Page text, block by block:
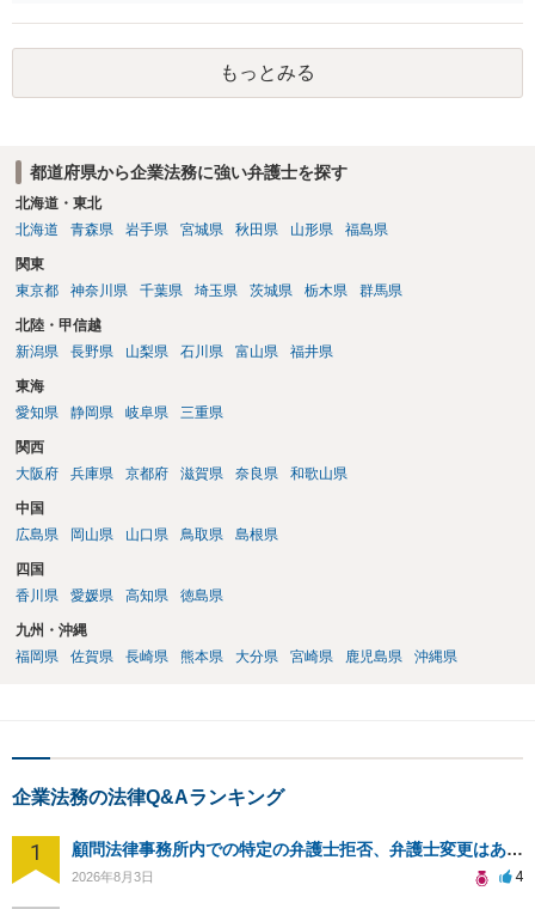
が不満を抱いている弁護士を担当にすることは望ましくないため、別
の弁護士に変更するのが通常でしょう。それでも、担当弁護士を変え
てくれない場合は、他の弁護士の担当案件が一般で担当を変えられな
いなどの事情があるかと思います。 担当弁護士が変わらず、仕事内容
もっとみる
都道府県から企業法務に強い弁護士を探す
北海道・東北
北海道
青森県 岩手県 宮城県 秋田県 山形県 福島県
関東
東京都
神奈川県 千葉県 埼玉県 茨城県 栃木県 群馬県
北陸・甲信越
新潟県
長野県 山梨県 石川県 富山県 福井県
東海
愛知県
静岡県 岐阜県 三重県
関西
大阪府
兵庫県 京都府 滋賀県 奈良県 和歌山県
中国
広島県
岡山県 山口県 鳥取県 島根県
四国
香川県
愛媛県 高知県 徳島県
九州・沖縄
福岡県
佐賀県 長崎県 熊本県 大分県 宮崎県 鹿児島県 沖縄県
企業法務の法律Q&Aランキング
1 顧問法律事務所内での特定の弁護士拒否、弁護士変更はあり？一般論でも構いません。
2026年8月3日 4